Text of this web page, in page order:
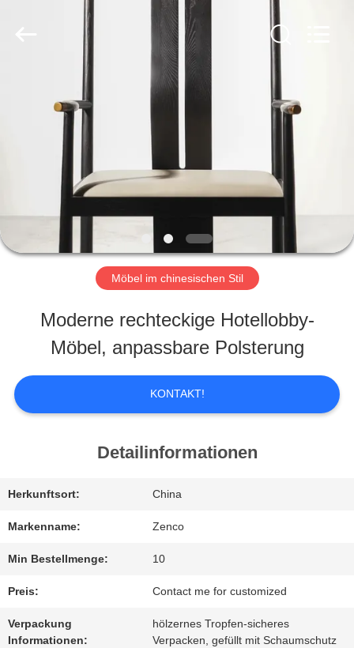
HAUSE
PRODUKTE
VIDEOS
SHOW
ÜBER
UNS
QUALITÄTSKONTROLLE
BITTE
UM
Möbel im chinesischen Stil
Moderne rechteckige Hotellobby-
Möbel, anpassbare Polsterung
KONTAKT!
Detailinformationen
Herkunftsort: China
Markenname: Zenco
Min Bestellmenge: 10
Preis: Contact me for customized
Verpackung
Informationen:
hölzernes Tropfen-sicheres
Verpacken, gefüllt mit Schaumschutz